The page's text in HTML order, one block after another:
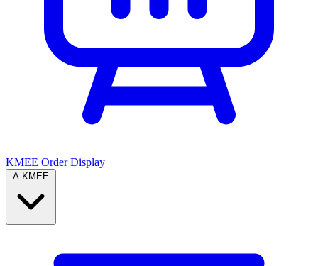
KMEE Order Display